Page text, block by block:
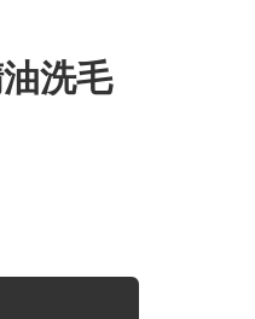
洗毛